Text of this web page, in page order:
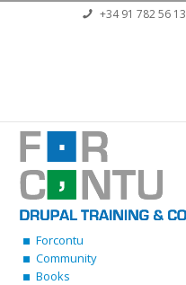
Skip to main content+34 91 782 56 13
Forcontu
Community
Books